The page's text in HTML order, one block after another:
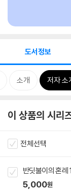
도서정보
소개 저자 소
이 상품의 시리
전체선택
반딧불이의 혼례
5,000원